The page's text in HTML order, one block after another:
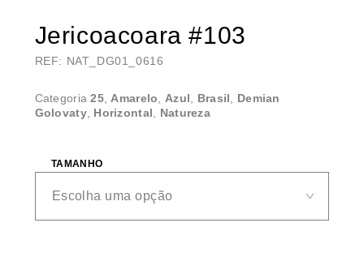
Jericoacoara #103
REF: NAT_DG01_0616
Categoria25, Amarelo Azul Brasil
Demian
Golovaty, Horizontal Natureza
TAMANHO